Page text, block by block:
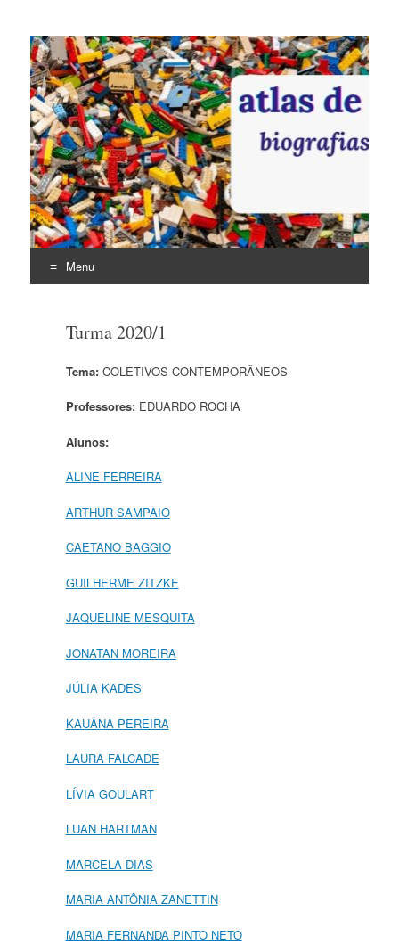
ATLAS DE
ARQUITETURA:
biografias, obras e
análises
Menu
Turma 2020/1
Tema: COLETIVOS CONTEMPORÂNEOS
Professores:EDUARDO ROCHA
Alunos:
ALINE FERREIRA
ARTHUR SAMPAIO
CAETANO BAGGIO
GUILHERME ZITZKE
JAQUELINE MESQUITA
JONATAN MOREIRA
JÚLIA KADES
KAUÃNA PEREIRA
LAURA FALCADE
LÍVIA GOULART
LUAN HARTMAN
MARCELA DIAS
MARIA ANTÔNIA ZANETTIN
MARIA FERNANDA PINTO NETO